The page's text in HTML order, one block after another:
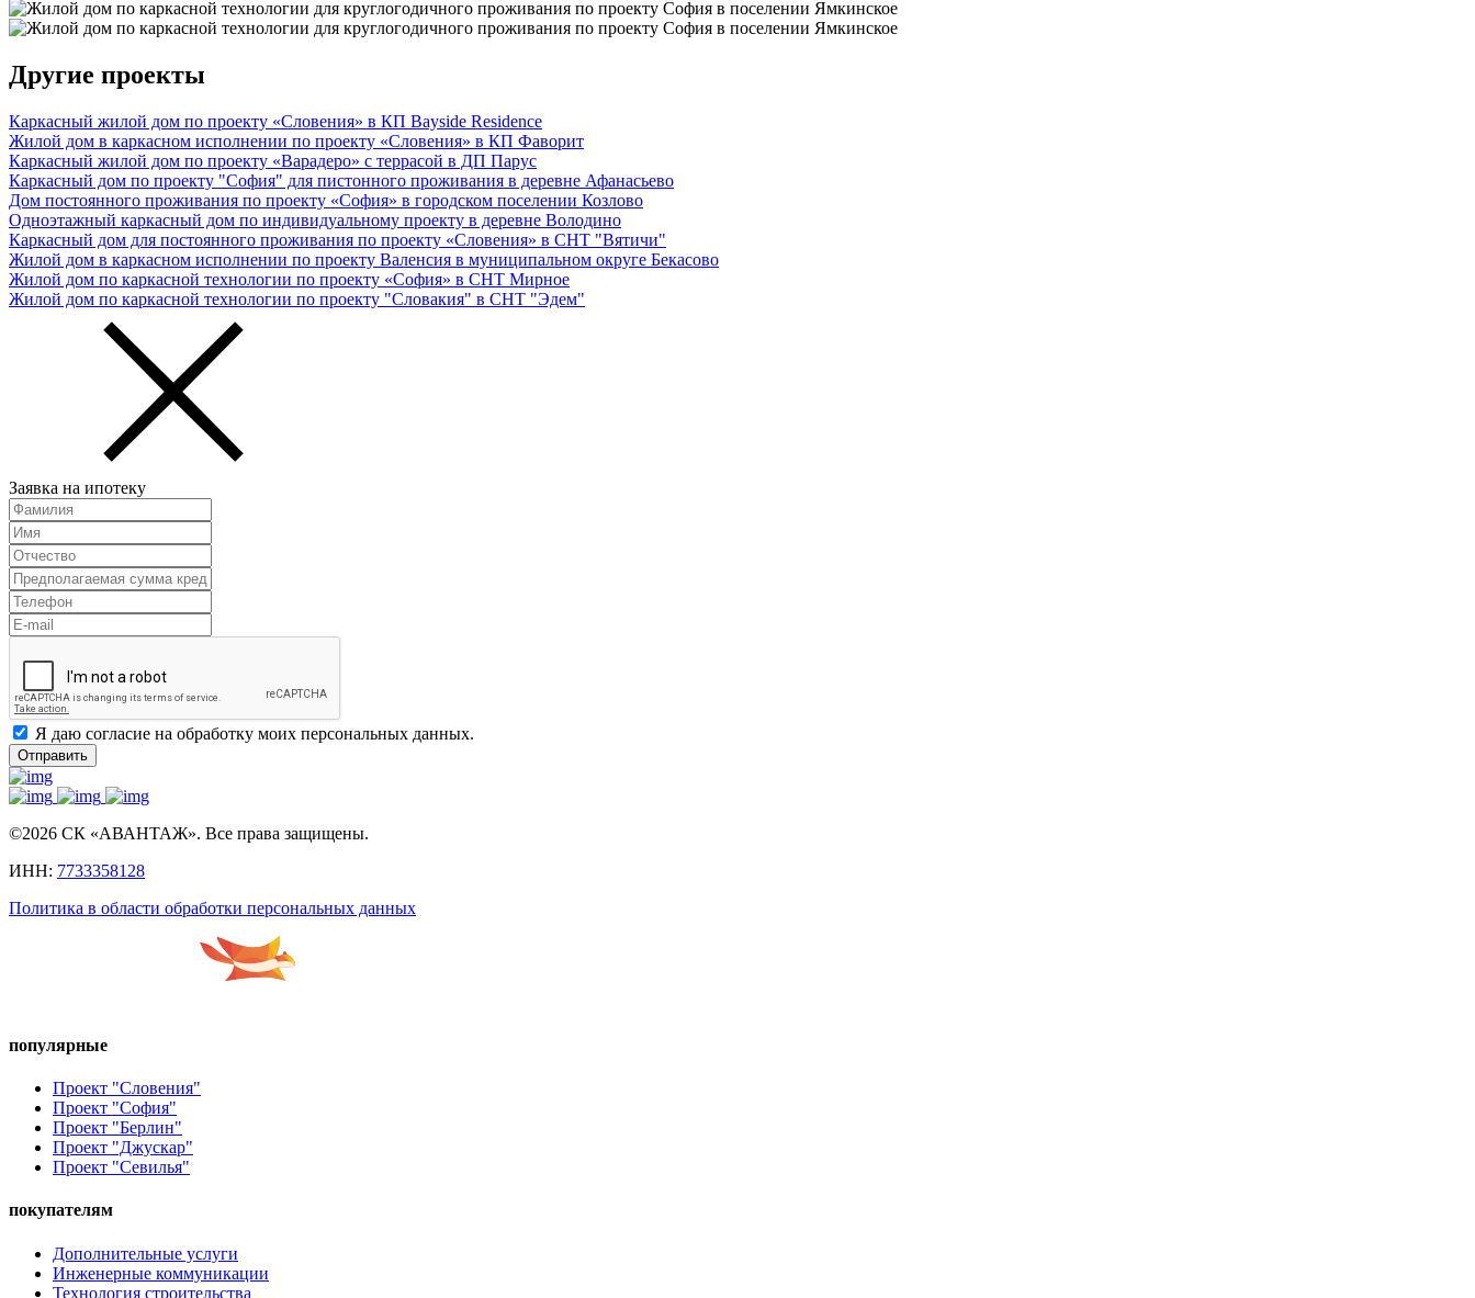
Другие проекты
Каркасный жилой дом по проекту «Словения» в КП Bayside Residence
Жилой дом в каркасном исполнении по проекту «Словения» в КП Фаворит
Каркасный жилой дом по проекту «Варадеро» с террасой в ДП Парус
Каркасный дом по проекту "София" для пистонного проживания в деревне Афанасьево
Дом постоянного проживания по проекту «София» в городском поселении Козлово
Одноэтажный каркасный дом по индивидуальному проекту в деревне Володино
Каркасный дом для постоянного проживания по проекту «Словения» в СНТ "Вятичи"
Жилой дом в каркасном исполнении по проекту Валенсия в муниципальном округе Бекасово
Жилой дом по каркасной технологии по проекту «София» в СНТ Мирное
Жилой дом по каркасной технологии по проекту "Словакия" в СНТ "Эдем"
Заявка на ипотеку
Я даю согласие на обработку моих персональных данных.
Отправить
©2026 СК «АВАНТАЖ». Все права защищены.
ИНН: 7733358128
Политика в области обработки персональных данных
популярные
Проект "Словения"
Проект "София"
Проект "Берлин"
Проект "Джускар"
Проект "Севилья"
покупателям
Дополнительные услуги
Инженерные коммуникации
Технология строительства